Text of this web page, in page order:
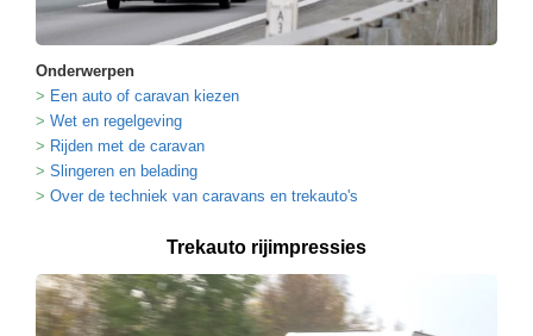
Onderwerpen
Een auto of caravan kiezen
Wet en regelgeving
Rijden met de caravan
Slingeren en belading
Over de techniek van caravans en trekauto's
Trekauto rijimpressies